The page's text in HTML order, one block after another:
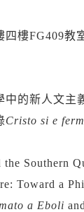
四樓FG409教
中的新人文主
Cristo si e
the Southern
Toward a
a Eboli and